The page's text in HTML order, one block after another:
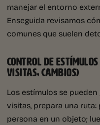
manejar el entorno
Enseguida revisamos
comunes que suelen
CONTROL DE
VISITAS, CAMBIOS)
Los estímulos se
visitas, prepara una
persona en un objeto;